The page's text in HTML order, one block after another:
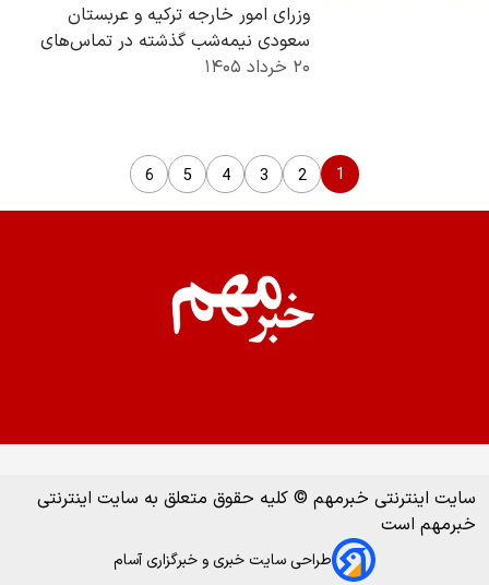
وزرای امور خارجه ترکیه و عربستان
سعودی نیمه‌شب گذشته در تماس‌های
تلفنی جداگانه با سید عباس عراقچی، وزیر
۲۰ خرداد ۱۴۰۵
1
2
3
4
5
6
سایت اینترنتی خبرمهم © کلیه حقوق متعلق به سایت اینترنتی
خبرمهم است
طراحی سایت خبری و خبرگزاری آسام